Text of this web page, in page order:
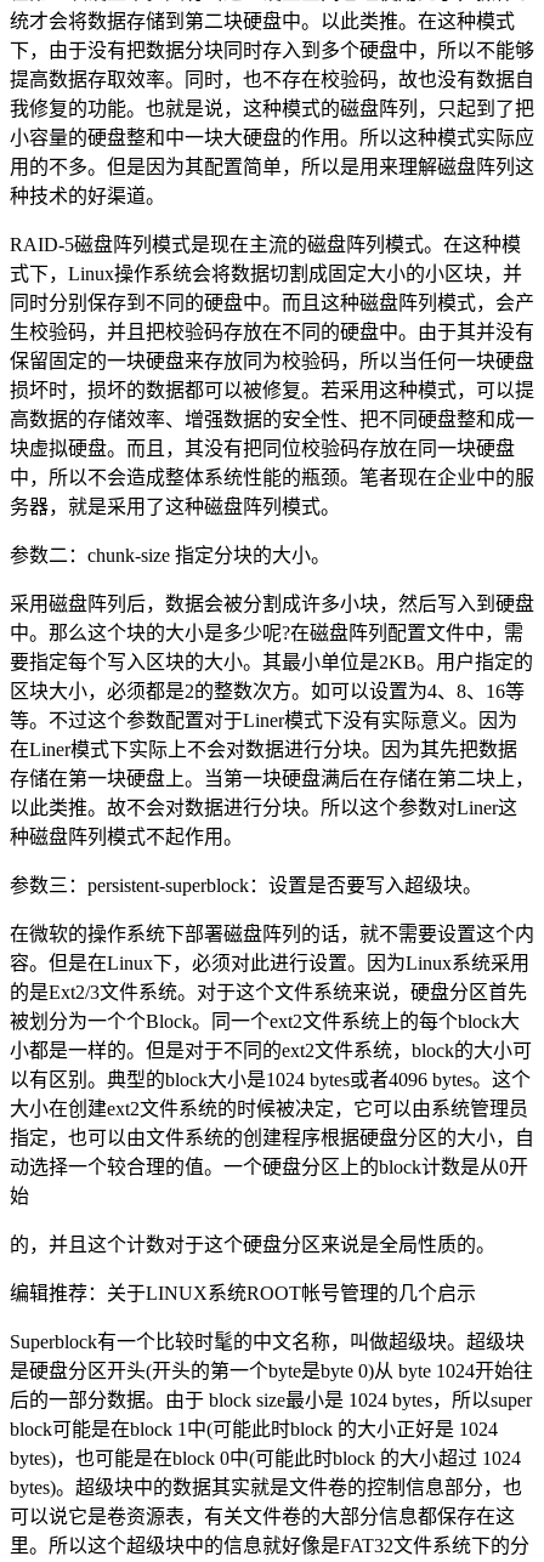
统才会将数据存储到第二块硬盘中。以此类推。在这种模式
下，由于没有把数据分块同时存入到多个硬盘中，所以不能够
提高数据存取效率。同时，也不存在校验码，故也没有数据自
我修复的功能。也就是说，这种模式的磁盘阵列，只起到了把
小容量的硬盘整和中一块大硬盘的作用。所以这种模式实际应
用的不多。但是因为其配置简单，所以是用来理解磁盘阵列这
种技术的好渠道。
RAID-5磁盘阵列模式是现在主流的磁盘阵列模式。在这种模
式下，Linux操作系统会将数据切割成固定大小的小区块，并
同时分别保存到不同的硬盘中。而且这种磁盘阵列模式，会产
生校验码，并且把校验码存放在不同的硬盘中。由于其并没有
保留固定的一块硬盘来存放同为校验码，所以当任何一块硬盘
损坏时，损坏的数据都可以被修复。若采用这种模式，可以提
高数据的存储效率、增强数据的安全性、把不同硬盘整和成一
块虚拟硬盘。而且，其没有把同位校验码存放在同一块硬盘
中，所以不会造成整体系统性能的瓶颈。笔者现在企业中的服
务器，就是采用了这种磁盘阵列模式。
参数二：chunk-size 指定分块的大小。
采用磁盘阵列后，数据会被分割成许多小块，然后写入到硬盘
中。那么这个块的大小是多少呢?在磁盘阵列配置文件中，需
要指定每个写入区块的大小。其最小单位是2KB。用户指定的
区块大小，必须都是2的整数次方。如可以设置为4、8、16等
等。不过这个参数配置对于Liner模式下没有实际意义。因为
在Liner模式下实际上不会对数据进行分块。因为其先把数据
存储在第一块硬盘上。当第一块硬盘满后在存储在第二块上，
以此类推。故不会对数据进行分块。所以这个参数对Liner这
种磁盘阵列模式不起作用。
参数三：persistent-superblock：设置是否要写入超级块。
在微软的操作系统下部署磁盘阵列的话，就不需要设置这个内
容。但是在Linux下，必须对此进行设置。因为Linux系统采用
的是Ext2/3文件系统。对于这个文件系统来说，硬盘分区首先
被划分为一个个Block。同一个ext2文件系统上的每个block大
小都是一样的。但是对于不同的ext2文件系统，block的大小可
以有区别。典型的block大小是1024 bytes或者4096 bytes。这个
大小在创建ext2文件系统的时候被决定，它可以由系统管理员
指定，也可以由文件系统的创建程序根据硬盘分区的大小，自
动选择一个较合理的值。一个硬盘分区上的block计数是从0开
始
的，并且这个计数对于这个硬盘分区来说是全局性质的。
编辑推荐：关于LINUX系统ROOT帐号管理的几个启示
Superblock有一个比较时髦的中文名称，叫做超级块。超级块
是硬盘分区开头(开头的第一个byte是byte 0)从 byte 1024开始往
后的一部分数据。由于 block size最小是 1024 bytes，所以super
block可能是在block 1中(可能此时block 的大小正好是 1024
bytes)，也可能是在block 0中(可能此时block 的大小超过 1024
bytes)。超级块中的数据其实就是文件卷的控制信息部分，也
可以说它是卷资源表，有关文件卷的大部分信息都保存在这
里。所以这个超级块中的信息就好像是FAT32文件系统下的分